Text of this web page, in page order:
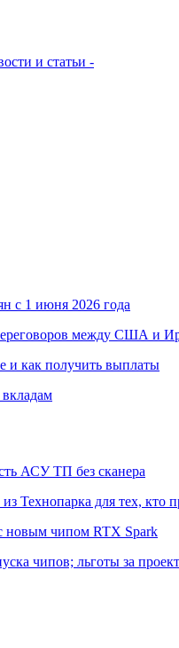
и статьи -
с 1 июня 2026 года
между США и
и как получить выплаты
АСУ ТП без сканера
Технопарка для тех,
новым чипом RTX Spark
чипов; льготы за